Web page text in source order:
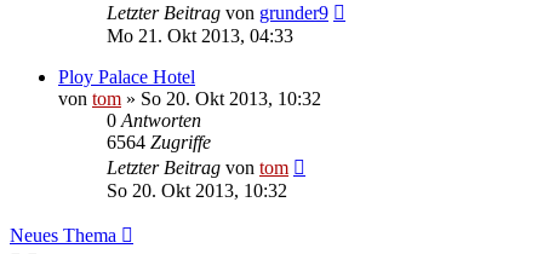
Letzter Beitrag von grunder9
Mo 21. Okt 2013, 04:33
Ploy Palace Hotel
von tom » So 20. Okt 2013, 10:32
0Antworten
6564 Zugriffe
Letzter Beitrag von tom
So 20. Okt 2013, 10:32
Neues Thema